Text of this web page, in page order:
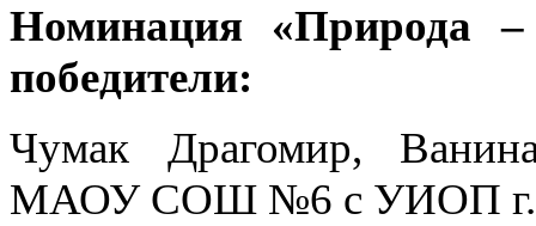
Номинация «Природа
победители:
Чумак Драгомир,
МАОУ СОШ №6 с УИОП г.